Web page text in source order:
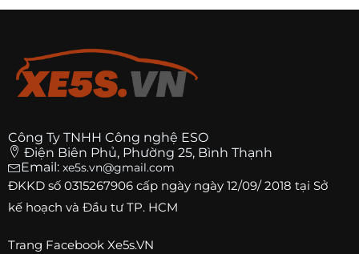
Công Ty TNHH Công nghệ ESO
Điện Biên Phủ, Phường 25, Bình Thạnh
Email: xe5s.vn@gmail.com
ĐKKD số 0315267906 cấp ngày ngày 12/09/ 2018 tại Sở
kế hoạch và Đầu tư TP. HCM
Trang Facebook Xe5s.VN